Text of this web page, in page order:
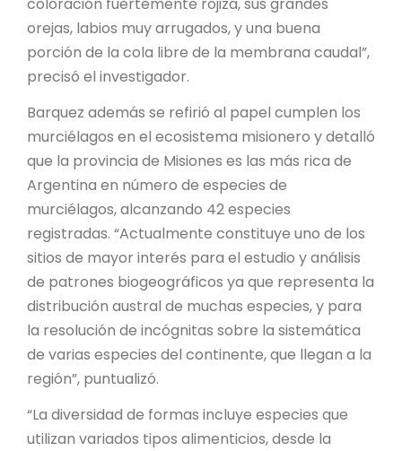
orejas, labios muy arrugados, y una buena
porción de la cola libre de la membrana caudal”,
precisó el investigador.
Barquez además se refirió al papel cumplen los
murciélagos en el ecosistema misionero y detalló
que la provincia de Misiones es las más rica de
Argentina en número de especies de
murciélagos, alcanzando 42 especies
registradas. “Actualmente constituye uno de los
sitios de mayor interés para el estudio y análisis
de patrones biogeográficos ya que representa la
distribución austral de muchas especies, y para
la resolución de incógnitas sobre la sistemática
de varias especies del continente, que llegan a la
región”, puntualizó.
“La diversidad de formas incluye especies que
utilizan variados tipos alimenticios, desde la